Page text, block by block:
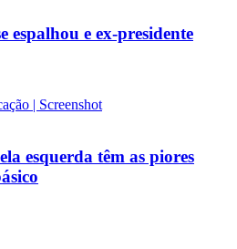
espalhou e ex-presidente
esquerda têm as piores